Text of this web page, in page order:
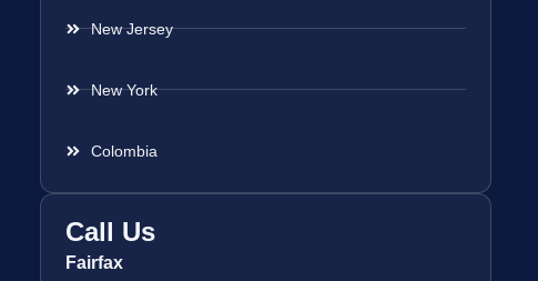
New Jersey
New York
Colombia
Call Us
Fairfax